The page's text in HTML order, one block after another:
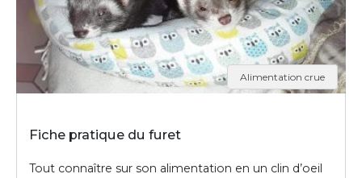
Alimentation crue
Fiche pratique du furet
Tout connaître sur son alimentation en un clin d’oeil